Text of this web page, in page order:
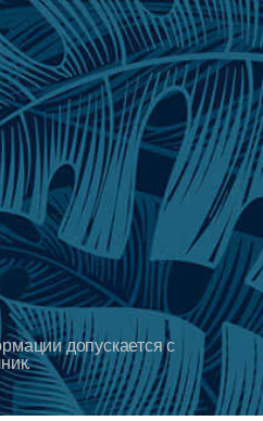
допускается с